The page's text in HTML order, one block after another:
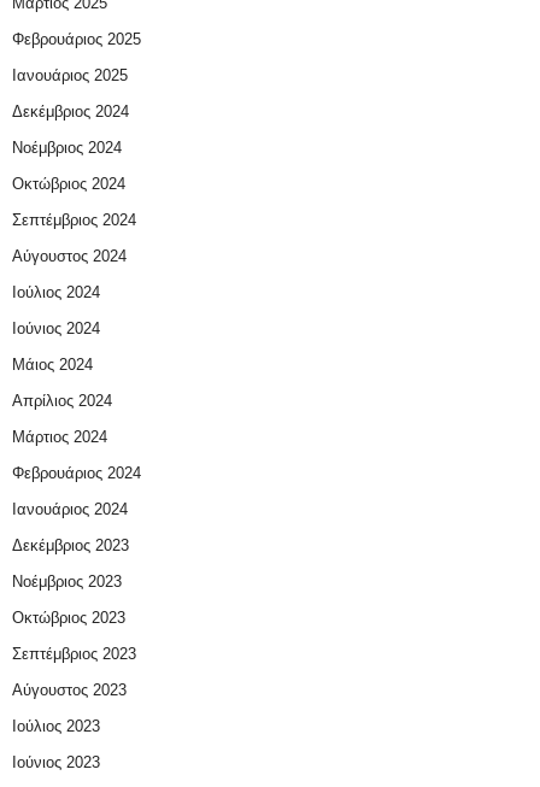
Φεβρουάριος 2025
Ιανουάριος 2025
Δεκέμβριος 2024
Νοέμβριος 2024
Οκτώβριος 2024
Σεπτέμβριος 2024
Αύγουστος 2024
Ιούλιος 2024
Ιούνιος 2024
Μάιος 2024
Απρίλιος 2024
Μάρτιος 2024
Φεβρουάριος 2024
Ιανουάριος 2024
Δεκέμβριος 2023
Νοέμβριος 2023
Οκτώβριος 2023
Σεπτέμβριος 2023
Αύγουστος 2023
Ιούλιος 2023
Ιούνιος 2023